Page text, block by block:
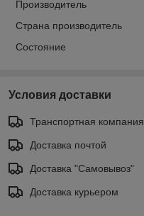
Производитель
Страна производитель
Состояние
Условия доставки
Транспортная компания
Доставка почтой
Доставка "Самовывоз"
Доставка курьером